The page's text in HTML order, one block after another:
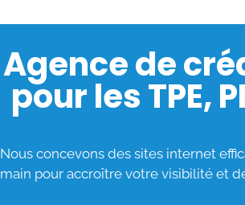
Agence de
pour les TPE,
Nous concevons des sites internet
main pour accroître votre visibilité et